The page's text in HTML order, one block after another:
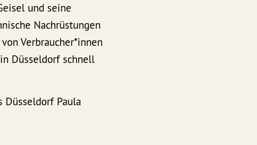
und seine
Nachrüstungen
Verbraucher*innen
Düsseldorf schnell
Düsseldorf Paula